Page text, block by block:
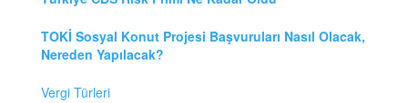
TOKİ Sosyal Konut Projesi Başvuruları Nasıl Olacak,
Nereden Yapılacak?
Vergi Türleri